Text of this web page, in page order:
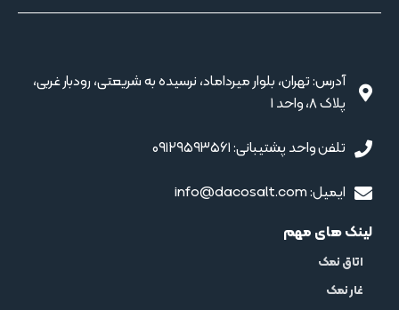
آدرس: تهران، بلوار میرداماد، نرسیده به شریعتی، رودبار غربی،
پلاک 8، واحد 1
تلفن واحد پشتیبانی: ۰۹۱۲۹۵۹۳۵۶۱
ایمیل: info@dacosalt.com
لینک های مهم
اتاق نمک
غار نمک